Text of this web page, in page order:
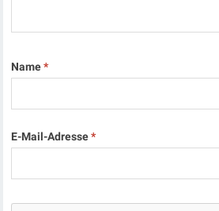
Name*
E-Mail-Adresse*